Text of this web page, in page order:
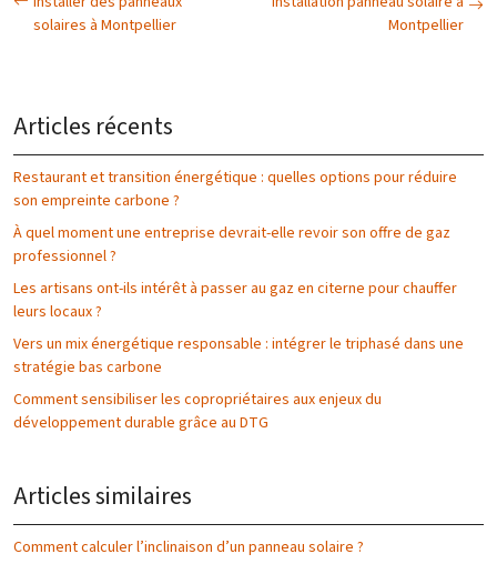
solaires à Montpellier
Montpellier
Articles récents
Restaurant et transition énergétique : quelles options pour réduire
son empreinte carbone ?
À quel moment une entreprise devrait-elle revoir son offre de gaz
professionnel ?
Les artisans ont-ils intérêt à passer au gaz en citerne pour chauffer
leurs locaux ?
Vers un mix énergétique responsable : intégrer le triphasé dans une
stratégie bas carbone
Comment sensibiliser les copropriétaires aux enjeux du
développement durable grâce au DTG
Articles similaires
Comment calculer l’inclinaison d’un panneau solaire ?